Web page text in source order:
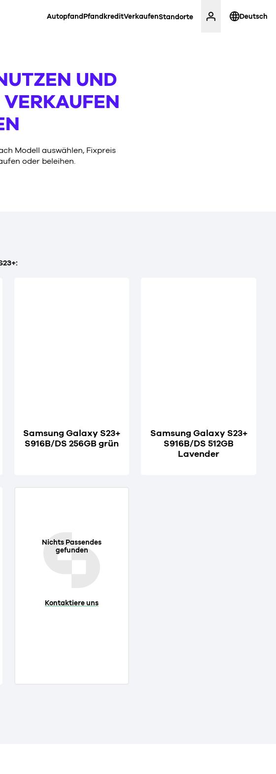
AutopfandPfandkreditVerkaufenStandorte Deutsch
UND
Modell auswählen, Fixpreis
oder beleihen.
Samsung Galaxy S23+
S916B/DS 256GB grün
Samsung Galaxy S23+
S916B/DS 512GB
Lavender
Nichts Passendes
gefunden
Kontaktiere uns